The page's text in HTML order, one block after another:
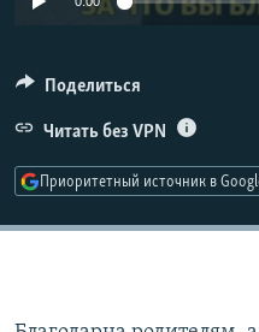
РАСПИСАНИЕ ВЕЩАНИЯ
СОЦИАЛЬНЫЕ СЕТИ
Auto
Поделиться
Читать без VPN
Приоритетный источник в